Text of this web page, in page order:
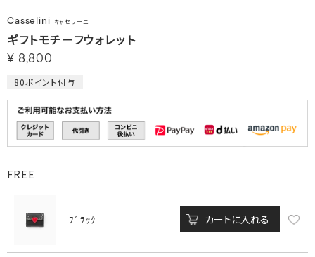
Casselini キャセリーニ
ギフトモチーフウォレット
¥ 8,800
80ポイント付与
FREE
ﾌﾞﾗｯｸ カートに入れる